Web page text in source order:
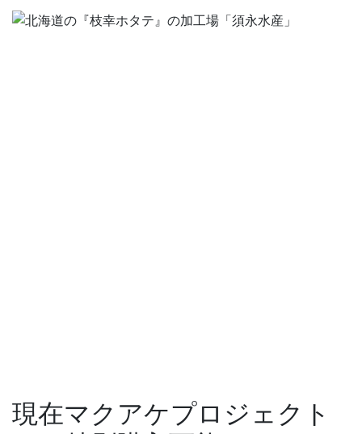
現在マクアケプロジェクト